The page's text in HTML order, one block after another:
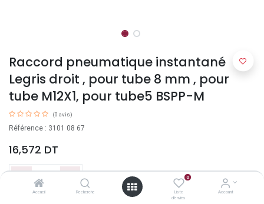
Accueil Recherche
0
Liste
d'envies
Account
Raccord pneumatique instantané
Legris droit , pour tube 8 mm , pour
tube M12X1, pour tube5 BSPP-M
(0 avis)
Référence : 3101 08 67
16,572 DT